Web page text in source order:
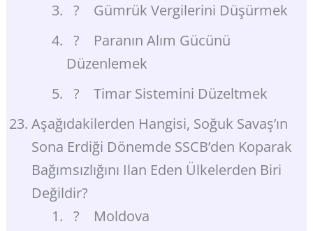
? Gümrük Vergilerini Düşürmek
? Paranın Alım Gücünü
Düzenlemek
? Timar Sistemini Düzeltmek
Aşağıdakilerden Hangisi, Soğuk Savaş’ın
Sona Erdiği Dönemde SSCB’den Koparak
Bağımsızlığını Ilan Eden Ülkelerden Biri
Değildir?
? Moldova